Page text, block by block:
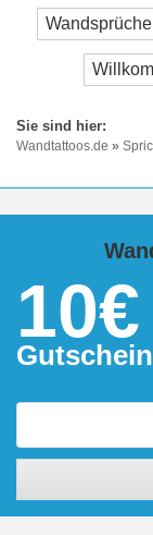
Wandsprüche
Wandtattoos.de »
10€
Gutschein